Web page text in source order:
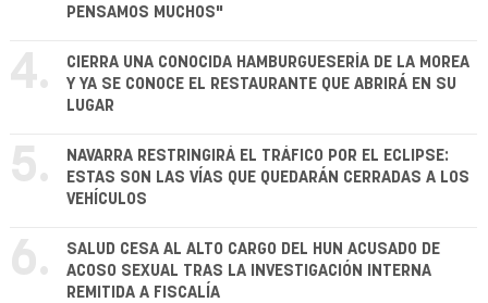
PENSAMOS MUCHOS"
4.
CIERRA UNA CONOCIDA HAMBURGUESERÍA DE LA MOREA
Y YA SE CONOCE EL RESTAURANTE QUE ABRIRÁ EN SU
LUGAR
5.
NAVARRA RESTRINGIRÁ EL TRÁFICO POR EL ECLIPSE:
ESTAS SON LAS VÍAS QUE QUEDARÁN CERRADAS A LOS
VEHÍCULOS
6.
SALUD CESA AL ALTO CARGO DEL HUN ACUSADO DE
ACOSO SEXUAL TRAS LA INVESTIGACIÓN INTERNA
REMITIDA A FISCALÍA